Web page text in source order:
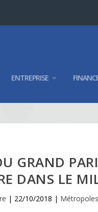
ENTREPRISE
GRAND
DANS LE
| 22/10/2018 | Métropoles